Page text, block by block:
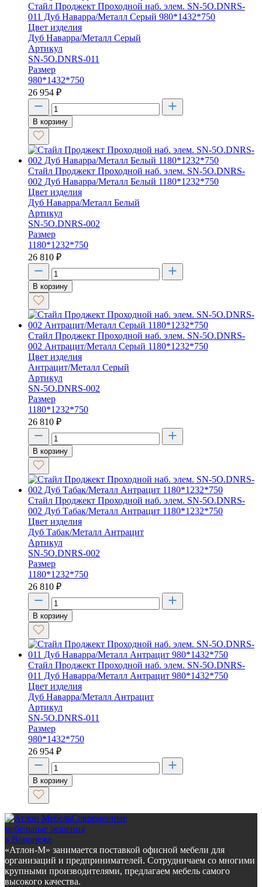
Стайл Проджект Проходной наб. элем. SN-5O.DNRS-
011 Дуб Наварра/Металл Серый 980*1432*750
Цвет изделия
Дуб Наварра/Металл Серый
Артикул
SN-5O.DNRS-011
Размер
980*1432*750
26 954 ₽
В корзину
Стайл Проджект Проходной наб. элем. SN-5O.DNRS-
002 Дуб Наварра/Металл Белый 1180*1232*750
Цвет изделия
Дуб Наварра/Металл Белый
Артикул
SN-5O.DNRS-002
Размер
1180*1232*750
26 810 ₽
В корзину
Стайл Проджект Проходной наб. элем. SN-5O.DNRS-
002 Антрацит/Металл Серый 1180*1232*750
Цвет изделия
Антрацит/Металл Серый
Артикул
SN-5O.DNRS-002
Размер
1180*1232*750
26 810 ₽
В корзину
Стайл Проджект Проходной наб. элем. SN-5O.DNRS-
002 Дуб Табак/Металл Антрацит 1180*1232*750
Цвет изделия
Дуб Табак/Металл Антрацит
Артикул
SN-5O.DNRS-002
Размер
1180*1232*750
26 810 ₽
В корзину
Стайл Проджект Проходной наб. элем. SN-5O.DNRS-
011 Дуб Наварра/Металл Антрацит 980*1432*750
Цвет изделия
Дуб Наварра/Металл Антрацит
Артикул
SN-5O.DNRS-011
Размер
980*1432*750
26 954 ₽
В корзину
Современные
мебельные решения
в Воронеже
«Атлон-М» занимается поставкой офисной мебели для
организаций и предпринимателей. Сотрудничаем со многими
крупными производителями, предлагаем мебель самого
высокого качества.